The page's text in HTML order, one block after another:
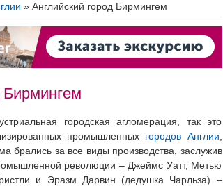
» Английский город Бирмингем
Бирмингем
городская агломерация, так это
промышленных городов Англии
брались за все виды производства, заслужив
революции – Джеймс Уатт, Метью
и Эразм Дарвин (дедушка Чарльза) –